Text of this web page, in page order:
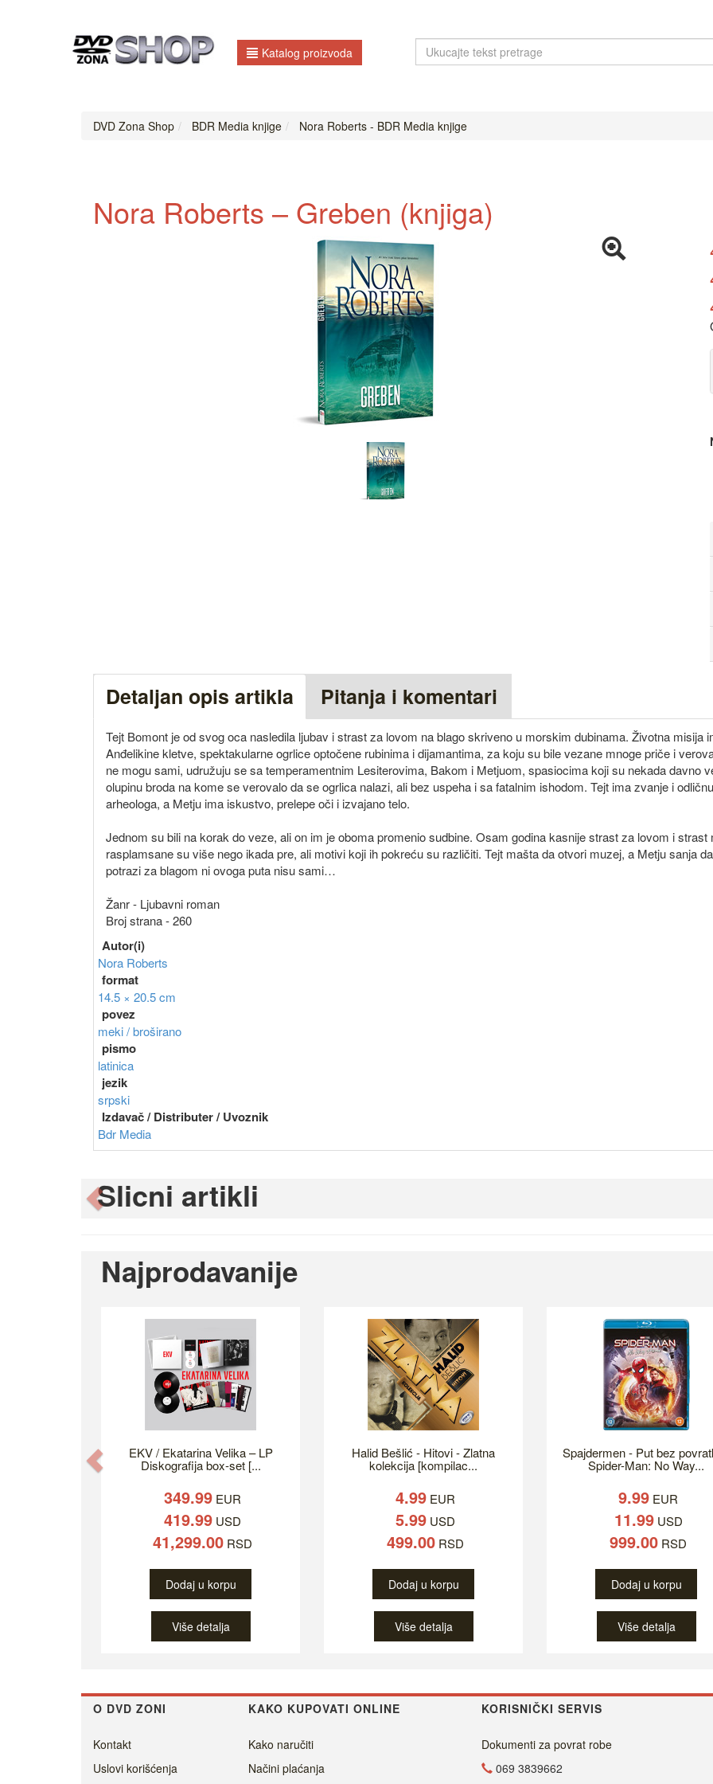
Katalog proizvoda
DVD Zona Shop BDR Media knjige Nora Roberts - BDR Media knjige
Nora Roberts – Greben (knjiga)
Detaljan opis artikla Pitanja i komentari
Tejt Bomont je od svog oca nasledila ljubav i strast za lovom na blago skriveno u morskim dubinama. Životna misija
Anđelikine kletve, spektakularne ogrlice optočene rubinima i dijamantima, za koju su bile vezane mnoge priče i
ne mogu sami, udružuju se sa temperamentnim Lesiterovima, Bakom i Metjuom, spasiocima koji su nekada davno
olupinu broda na kome se verovalo da se ogrlica nalazi, ali bez uspeha i sa fatalnim ishodom. Tejt ima zvanje i
arheologa, a Metju ima iskustvo, prelepe oči i izvajano telo.
Jednom su bili na korak do veze, ali on im je oboma promenio sudbine. Osam godina kasnije strast za lovom i strast
rasplamsane su više nego ikada pre, ali motivi koji ih pokreću su različiti. Tejt mašta da otvori muzej, a Metju sanja
potrazi za blagom ni ovoga puta nisu sami…
Žanr - Ljubavni roman
Broj strana - 260
Autor(i)
Nora Roberts
format
14.5 × 20.5 cm
povez
meki / broširano
pismo
latinica
jezik
srpski
Izdavač / Distributer / Uvoznik
Bdr Media
Slicni artikli
Previous
Najprodavanije
EKV / Ekatarina Velika – LP
Diskografija box-set [...
349.99 EUR
419.99 USD
41,299.00 RSD
Dodaj u korpu
Više detalja
Halid Bešlić - Hitovi - Zlatna
kolekcija [kompilac...
4.99 EUR
5.99 USD
499.00 RSD
Dodaj u korpu
Više detalja
Spajdermen - Put bez
Spider-Man: No Way...
9.99 EUR
11.99USD
999.00 RSD
Dodaj u korpu
Više detalja
Previous
O DVD ZONI KAKO KUPOVATI ONLINE KORISNIČKI SERVIS
Kontakt
Uslovi korišćenja
Kako naručiti
Načini plaćanja
Dokumenti za povrat robe
069 3839662